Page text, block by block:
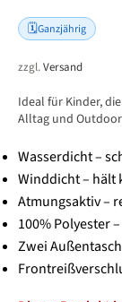
🗓️Ganzjährig
zzgl.Versand
Ideal für Kinder,
Alltag und
Wasserdicht –
Winddicht – hält
Atmungsaktiv –
100% Polyester
Zwei